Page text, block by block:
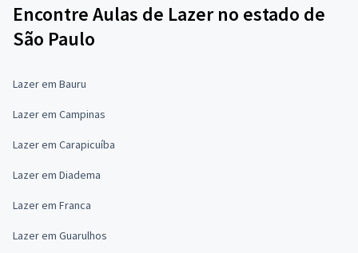
Encontre Aulas de Lazer no estado de
São Paulo
Lazer em Bauru
Lazer em Campinas
Lazer em Carapicuíba
Lazer em Diadema
Lazer em Franca
Lazer em Guarulhos